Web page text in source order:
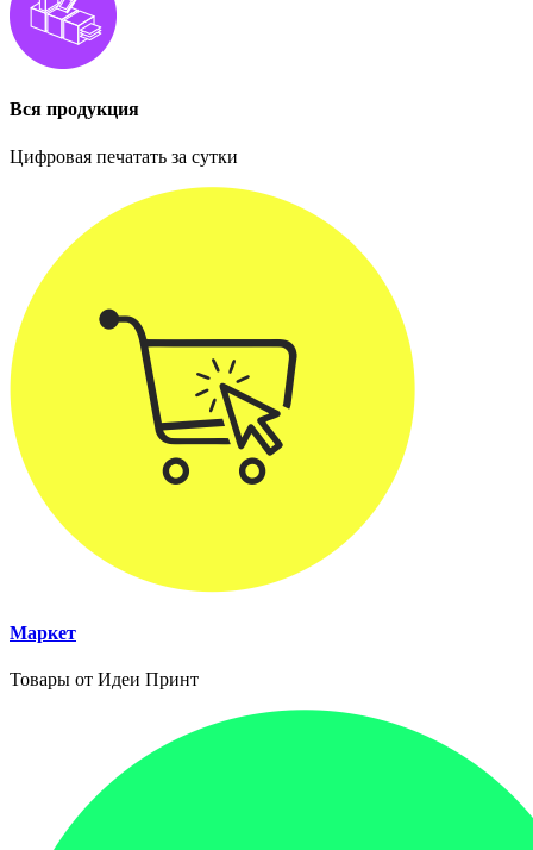
Вся продукция
Цифровая печатать за сутки
Маркет
Товары от Идеи Принт